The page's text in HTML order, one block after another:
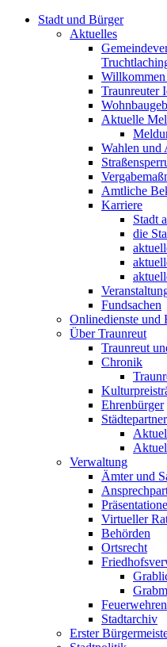
Stadt und Bürger
Aktuelles
Traunreuter
Aktuelle
Wahlen und
Amtliche
Karriere
Stadt
die
Fundsachen
Onlinedienste und
Über Traunreut
Traunreut
Chronik
Ehrenbürger
Verwaltung
Ämter und
Virtueller
Behörden
Ortsrecht
Feuerwehren
Stadtarchiv
Erster